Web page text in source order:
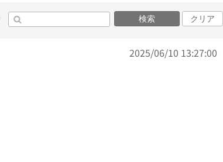
検索 クリア
2025/06/10 13:27:00